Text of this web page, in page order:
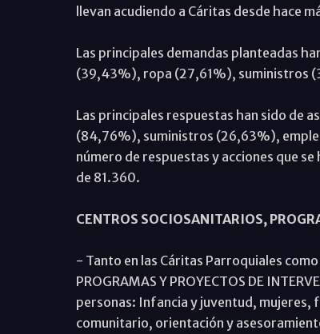
llevan acudiendo a Cáritas desde hace
Las principales demandas planteadas
(39,43%), ropa (27,61%), suministros
Las principales respuestas han sido de
(84,76%), suministros (26,63%),
número de respuestas y acciones que
de 81.360.
CENTROS SOCIOSANITARIOS,
- Tanto en las Cáritas Parroquiales
PROGRAMAS Y PROYECTOS DE
personas: Infancia y juventud,
comunitario, orientación y